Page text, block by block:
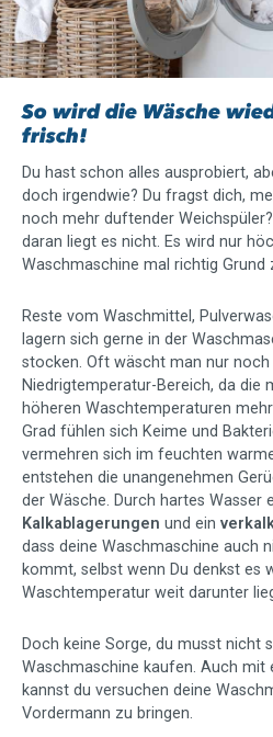
So wird die Wäsche
frisch!
Du hast schon alles ausprobiert,
doch irgendwie? Du fragst dich,
noch mehr duftender
daran liegt es nicht. Es wird nur
Waschmaschine mal richtig Grund
Reste vom Waschmittel,
lagern sich gerne in der
stocken. Oft wäscht man nur noch
Niedrigtemperatur-Bereich, da die
höheren Waschtemperaturen
Grad fühlen sich Keime und
vermehren sich im feuchten
entstehen die unangenehmen
der Wäsche. Durch hartes Wasser
Kalkablagerungen und ein
dass deine Waschmaschine auch
kommt, selbst wenn Du denkst es
Waschtemperatur weit darunter
Doch keine Sorge, du musst nicht
Waschmaschine kaufen. Auch mit
kannst du versuchen deine
Vordermann zu bringen.